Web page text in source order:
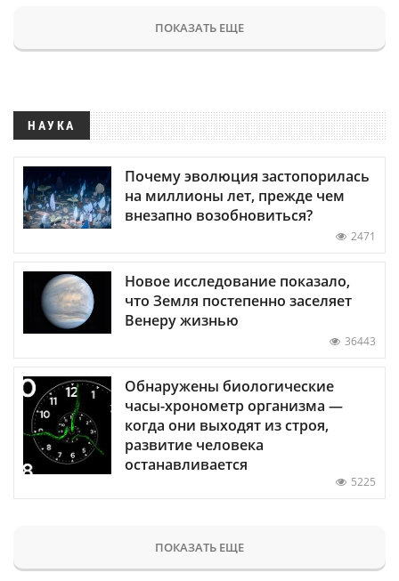
ПОКАЗАТЬ ЕЩЕ
НАУКА
Почему эволюция застопорилась
на миллионы лет, прежде чем
внезапно возобновиться?
2471
Новое исследование показало,
что Земля постепенно заселяет
Венеру жизнью
36443
Обнаружены биологические
часы-хронометр организма —
когда они выходят из строя,
развитие человека
останавливается
5225
ПОКАЗАТЬ ЕЩЕ